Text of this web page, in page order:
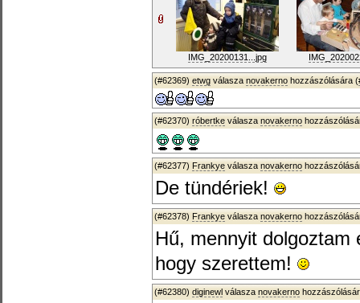
IMG_20200131...jpg
(#62369) etwg válasza novakerno hozzászólására (
(#62370) róbertke válasza novakerno
(#62377) Frankye válasza novakerno
De tündériek!
(#62378) Frankye válasza novakerno
Hű, mennyit
hogy szerettem!
(#62380) diginewl válasza novakerno